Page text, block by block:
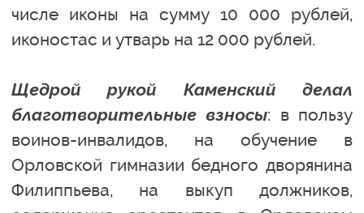
числе иконы на сумму 10 000 рублей,
иконостас и утварь на 12 000 рублей.
Щедрой рукой Каменский делал
благотворительные взносы: в пользу
воинов-инвалидов, на обучение в
Орловской гимназии бедного дворянина
Филиппьева, на выкуп должников,